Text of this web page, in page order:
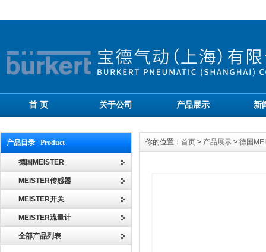
首 页 关于公司 产品展示 新
产品目录 Product
德国MEISTER
MEISTER传感器
MEISTER开关
MEISTER流量计
全部产品列表
你的位置： 首页 > 产品展示 > 德国